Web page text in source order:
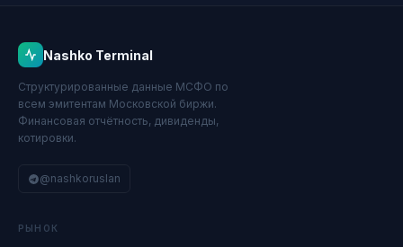
Nashko Terminal
Структурированные данные МСФО по
всем эмитентам Московской биржи.
Финансовая отчётность, дивиденды,
котировки.
@nashkoruslan
РЫНОК